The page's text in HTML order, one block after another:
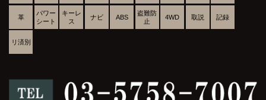
革
パワー
シート
キーレ
ス
ナビ ABS
盗難防
止
4WD 取説 記録
リ済別